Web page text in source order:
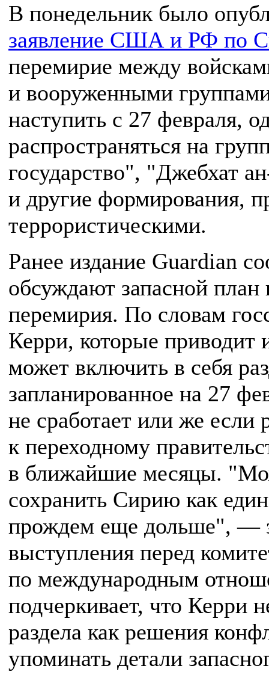
В понедельник было
заявление США и РФ по
перемирие между
и вооруженными
наступить с 27 февраля,
распространяться на
государство", "Джебхат
и другие формирования,
террористическими.
Ранее издание Guardian
обсуждают запасной план
перемирия. По словам
Керри, которые приводит
может включить в себя
запланированное на 27
не сработает или же если
к переходному
в ближайшие месяцы.
сохранить Сирию как
прождем еще дольше", —
выступления перед
по международным
подчеркивает, что Керри
раздела как решения
упоминать детали